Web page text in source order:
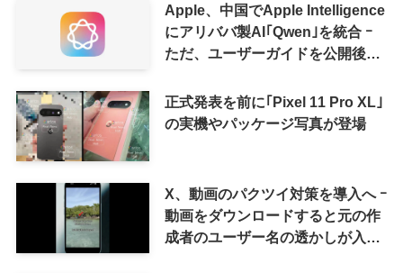
Apple、中国でApple Intelligence
にアリババ製AI｢Qwen｣を統合 ｰ
ただ、ユーザーガイドを公開後に
正式発表を前に｢Pixel 11 Pro XL｣
の実機やパッケージ写真が登場
X、動画のパクツイ対策を導入へ ｰ
動画をダウンロードすると元の作
成者のユーザー名の透かしが入る